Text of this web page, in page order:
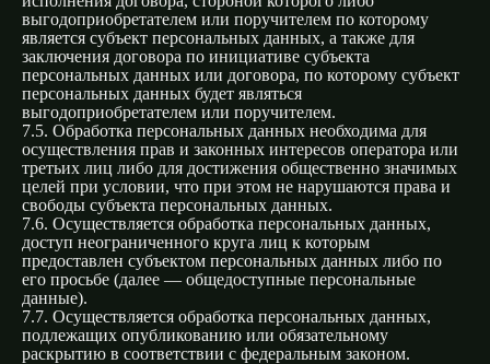
выгодоприобретателем или поручителем по которому
является субъект персональных данных, а также для
заключения договора по инициативе субъекта
персональных данных или договора, по которому субъект
персональных данных будет являться
выгодоприобретателем или поручителем.
7.5. Обработка персональных данных необходима для
осуществления прав и законных интересов оператора или
третьих лиц либо для достижения общественно значимых
целей при условии, что при этом не нарушаются права и
свободы субъекта персональных данных.
7.6. Осуществляется обработка персональных данных,
доступ неограниченного круга лиц к которым
предоставлен субъектом персональных данных либо по
его просьбе (далее — общедоступные персональные
данные).
7.7. Осуществляется обработка персональных данных,
подлежащих опубликованию или обязательному
раскрытию в соответствии с федеральным законом.